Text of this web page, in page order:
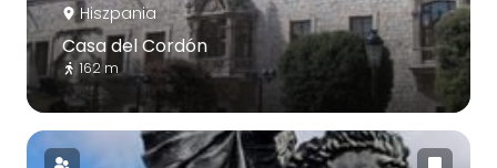
Hiszpania
Casa del Cordón
162 m